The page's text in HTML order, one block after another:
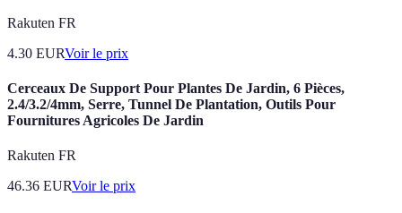
Rakuten FR
4.30 EURVoir le prix
Cerceaux De Support Pour Plantes De Jardin, 6 Pièces,
2.4/3.2/4mm, Serre, Tunnel De Plantation, Outils Pour
Fournitures Agricoles De Jardin
Rakuten FR
46.36 EURVoir le prix